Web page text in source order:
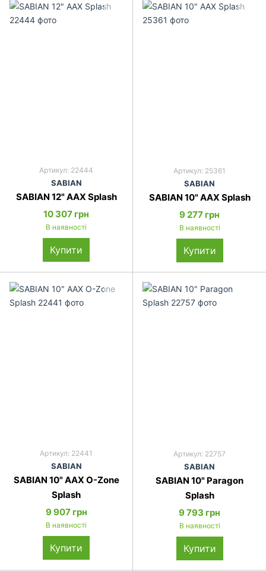
Артикул: 22444
SABIAN
SABIAN 12" AAX Splash
10 307 грн
В наявності
Купити
Артикул: 25361
SABIAN
SABIAN 10" AAX Splash
9 277 грн
В наявності
Купити
Артикул: 22441
SABIAN
SABIAN 10" AAX O-Zone
Splash
9 907 грн
В наявності
Купити
Артикул: 22757
SABIAN
SABIAN 10" Paragon
Splash
9 793 грн
В наявності
Купити